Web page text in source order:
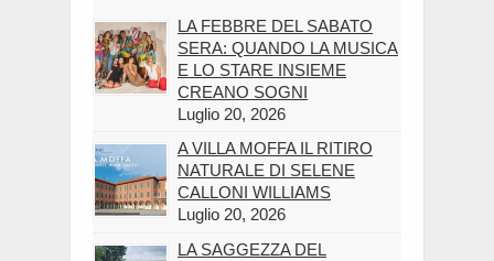
LA FEBBRE DEL SABATO
SERA: QUANDO LA MUSICA
E LO STARE INSIEME
CREANO SOGNI
Luglio 20, 2026
A VILLA MOFFA IL RITIRO
NATURALE DI SELENE
CALLONI WILLIAMS
Luglio 20, 2026
LA SAGGEZZA DEL